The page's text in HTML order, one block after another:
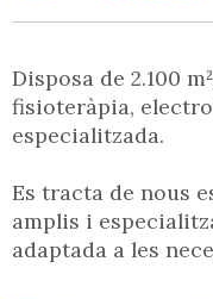
Disposa de 2.100
fisioteràpia,
especialitzada.
Es tracta de nous
amplis i
adaptada a les